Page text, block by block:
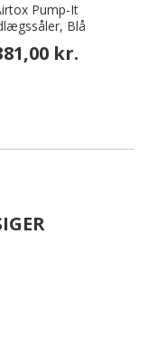
Pump-It
Blå
kr.